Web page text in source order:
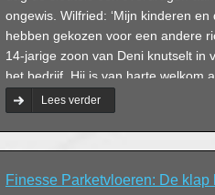
ongewis. Wilfried: ‘Mijn kinderen
hebben gekozen voor een andere
14-jarige zoon van Deni knutselt in
het bedrijf. Hij is van harte welkom
is, maar we zullen hem nooit
Lees verder
Finesse Parketvloeren: De klap